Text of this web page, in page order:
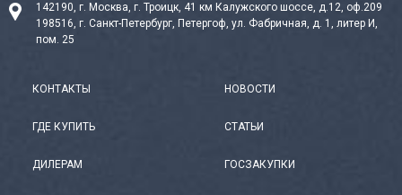
142190, г. Москва, г. Троицк, 41 км Калужского шоссе, д.12, оф.209
198516, г. Санкт-Петербург, Петергоф, ул. Фабричная, д. 1, литер И,
пом. 25
КОНТАКТЫ
ГДЕ КУПИТЬ
ДИЛЕРАМ
НОВОСТИ
СТАТЬИ
ГОСЗАКУПКИ